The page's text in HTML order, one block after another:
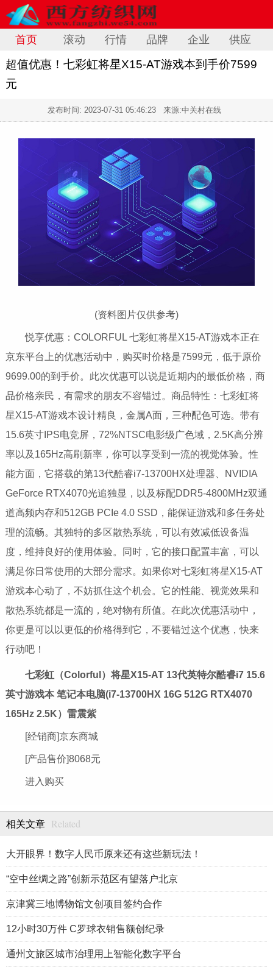
首页 滚动 行情 品牌 企业 供应
超值优惠！七彩虹将星X15-AT游戏本到手价7599
元
发布时间: 2023-07-31 05:46:23 来源:中关村在线
(资料图片仅供参考)
悦享优惠：COLORFUL 七彩虹将星X15-AT游戏本正在
京东平台上的优惠活动中，购买时价格是7599元，低于原价
9699.00的到手价。此次优惠可以说是近期内的最低价格，商
品价格亲民，有需求的朋友不容错过。商品特性：七彩虹将
星X15-AT游戏本设计精良，金属A面，三种配色可选。带有
15.6英寸IPS电竞屏，72%NTSC电影级广色域，2.5K高分辨
率以及165Hz高刷新率，你可以享受到一流的视觉体验。性
能方面，它搭载的第13代酷睿i7-13700HX处理器、NVIDIA
GeForce RTX4070光追独显，以及标配DDR5-4800MHz双通
道高频内存和512GB PCIe 4.0 SSD，能保证游戏和多任务处
理的流畅。其独特的多区散热系统，可以有效减低设备温
度，维持良好的使用体验。同时，它的接口配置丰富，可以
满足你日常使用的大部分需求。如果你对七彩虹将星X15-AT
游戏本心动了，不妨抓住这个机会。它的性能、视觉效果和
散热系统都是一流的，绝对物有所值。在此次优惠活动中，
你更是可以以更低的价格得到它，不要错过这个优惠，快来
行动吧！
七彩虹（Colorful）将星X15-AT 13代英特尔酷睿i7 15.6
英寸游戏本 笔记本电脑(i7-13700HX 16G 512G RTX4070
165Hz 2.5K）雷震紫
[经销商]京东商城
[产品售价]8068元
进入购买
相关文章 Related
大开眼界！数字人民币原来还有这些新玩法！
“空中丝绸之路”创新示范区有望落户北京
京津冀三地博物馆文创项目签约合作
12小时30万件 C罗球衣销售额创纪录
通州文旅区城市治理用上智能化数字平台